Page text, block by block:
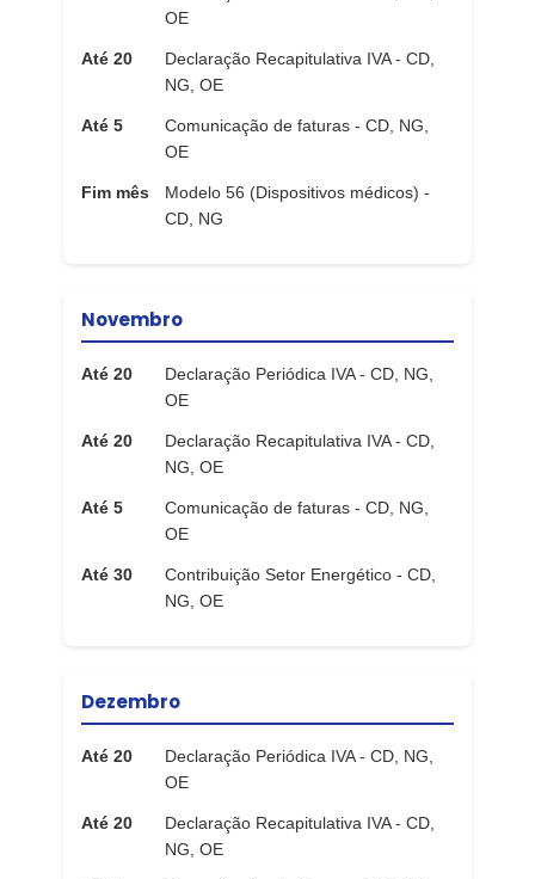
OE
Até 20
Declaração Recapitulativa IVA - CD,
NG, OE
Até 5
Comunicação de faturas - CD, NG,
OE
Fim mês
Modelo 56 (Dispositivos médicos) -
CD, NG
Novembro
Até 20
Declaração Periódica IVA - CD, NG,
OE
Até 20
Declaração Recapitulativa IVA - CD,
NG, OE
Até 5
Comunicação de faturas - CD, NG,
OE
Até 30
Contribuição Setor Energético - CD,
NG, OE
Dezembro
Até 20
Declaração Periódica IVA - CD, NG,
OE
Até 20
Declaração Recapitulativa IVA - CD,
NG, OE